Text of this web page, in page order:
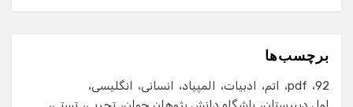
برچسب‌ها
92
pdf اتم ادبیات المپیاد انسانی
انگلیسی